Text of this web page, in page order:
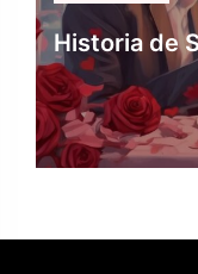
Historia de